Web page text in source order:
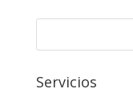
Servicios